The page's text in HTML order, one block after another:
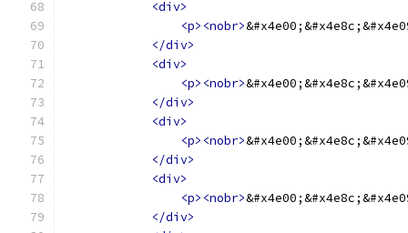
<div>
<p><nobr>
</div>
<div>
<p><nobr>
</div>
<div>
<p><nobr>
</div>
<div>
<p><nobr>
</div>